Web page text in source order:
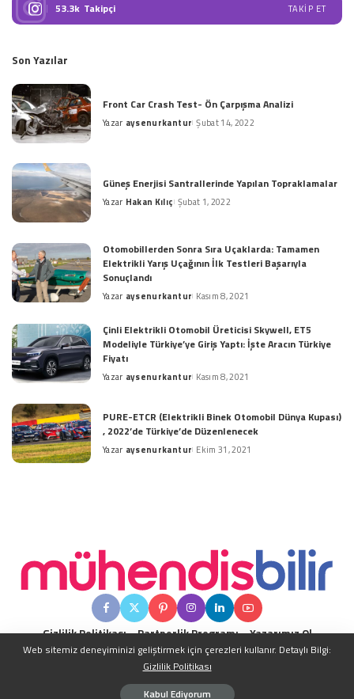
53.3k Takipçi TAKIP ET
Son Yazılar
Front Car Crash Test- Ön Çarpışma Analizi
Posted
Yazar aysenurkantur Şubat 14, 2022
Güneş Enerjisi Santrallerinde Yapılan Topraklamalar
Posted
Yazar Hakan Kılıç Şubat 1, 2022
Otomobillerden Sonra Sıra Uçaklarda: Tamamen
Elektrikli Yarış Uçağının İlk Testleri Başarıyla
Sonuçlandı
Posted
Yazar aysenurkantur Kasım 8, 2021
Çinli Elektrikli Otomobil Üreticisi Skywell, ET5
Modeliyle Türkiye’ye Giriş Yaptı: İşte Aracın Türkiye
Fiyatı
Posted
Yazar aysenurkantur Kasım 8, 2021
PURE-ETCR (Elektrikli Binek Otomobil Dünya Kupası)
, 2022’de Türkiye’de Düzenlenecek
Posted
Yazar aysenurkantur Ekim 31, 2021
Gizlilik Politikası Partnerlik Programı Yazarımız Ol
Copyright © 2016-2024 | Tüm Hakları Saklıdır.
Web sitemiz deneyiminizi geliştirmek için çerezleri kullanır. Detaylı Bilgi:
Gizlilik Politikası
Kabul Ediyorum